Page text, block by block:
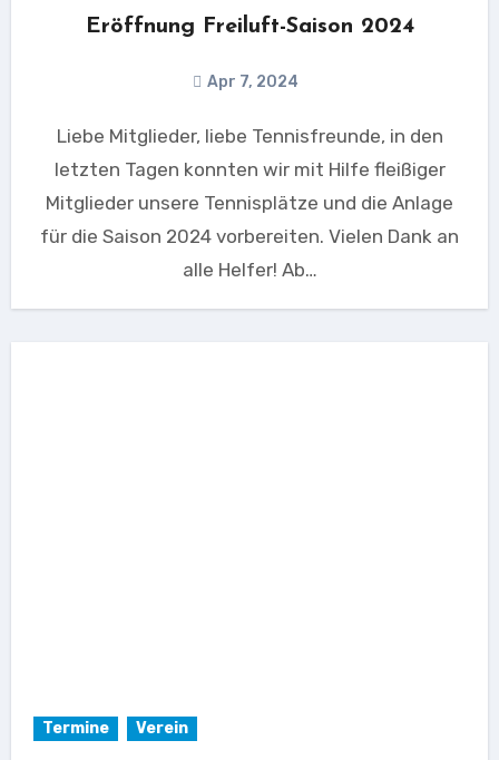
Eröffnung Freiluft-Saison 2024
Apr 7, 2024
Liebe Mitglieder, liebe Tennisfreunde, in den
letzten Tagen konnten wir mit Hilfe fleißiger
Mitglieder unsere Tennisplätze und die Anlage
für die Saison 2024 vorbereiten. Vielen Dank an
alle Helfer! Ab…
Termine Verein